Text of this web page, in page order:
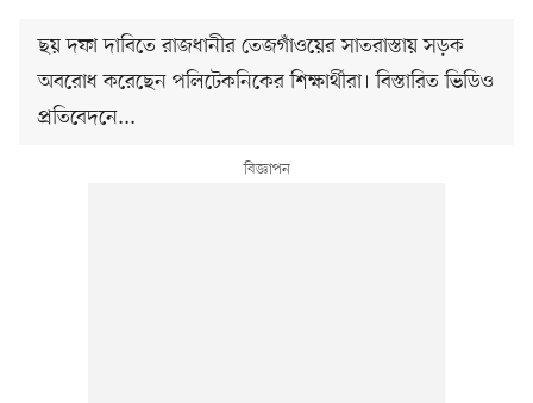
ছয় দফা দাবিতে রাজধানীর তেজগাঁওয়ের সাতরাস্তায় সড়ক
অবরোধ করেছেন পলিটেকনিকের শিক্ষার্থীরা। বিস্তারিত ভিডিও
প্রতিবেদনে...